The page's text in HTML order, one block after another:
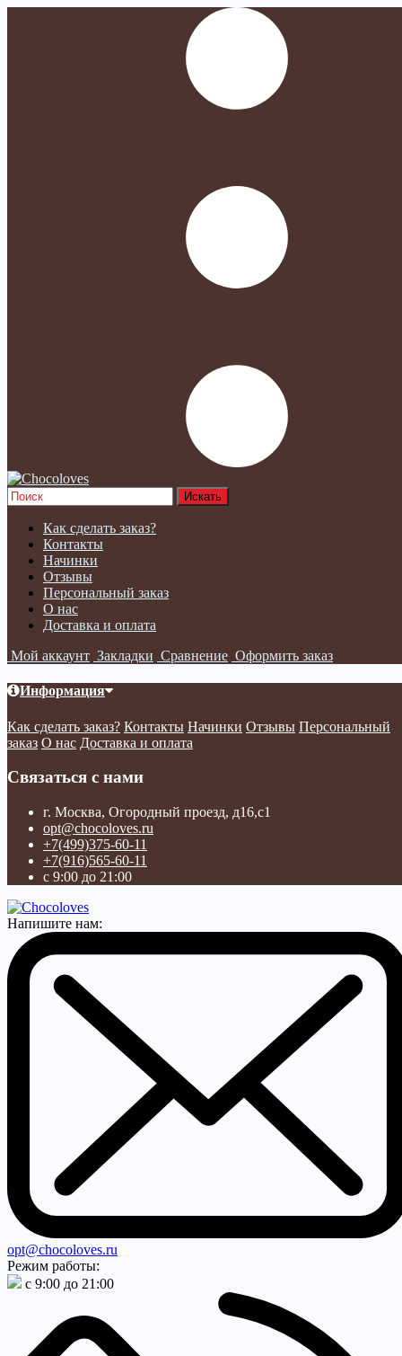
Как сделать заказ?
Контакты
Начинки
Отзывы
Персональный заказ
О нас
Доставка и оплата
Мой аккаунт Закладки Сравнение Оформить заказ
Информация
Как сделать заказ? Контакты Начинки Отзывы Персональный
заказ О нас Доставка и оплата
Связаться с нами
г. Москва, Огородный проезд, д16,с1
opt@chocoloves.ru
+7(499)375-60-11
+7(916)565-60-11
с 9:00 до 21:00
Напишите нам:
opt@chocoloves.ru
Режим работы:
с 9:00 до 21:00